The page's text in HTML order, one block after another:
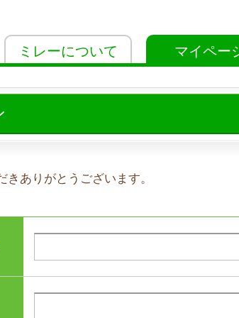
ミレーについて マイペー
きありがとうございます。